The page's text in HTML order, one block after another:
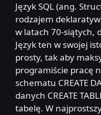
Język SQL (ang.
rodzajem
w latach 70-siątych,
Język ten w swojej
prosty, tak aby
programiście pracę
schematu CREATE
danych CREATE
tabelę. W